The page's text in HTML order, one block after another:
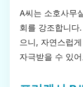
A씨는 소호사무
회를 강조합니다
으니, 자연스럽
자극받을 수 있어